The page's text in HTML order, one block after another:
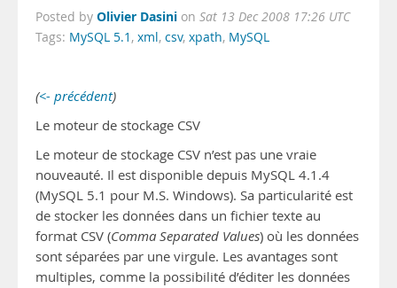
Posted by Olivier Dasini on Sat 13 Dec 2008 17:26 UTC
Tags: MySQL 5.1 , xml, csv, xpath, MySQL
(<- précédent)
Le moteur de stockage CSV
Le moteur de stockage CSV n’est pas une vraie
nouveauté. Il est disponible depuis MySQL 4.1.4
(MySQL 5.1 pour M.S. Windows). Sa particularité est
de stocker les données dans un fichier texte au
format CSV (Comma Separated Values) où les données
sont séparées par une virgule. Les avantages sont
multiples, comme la possibilité d’éditer les données